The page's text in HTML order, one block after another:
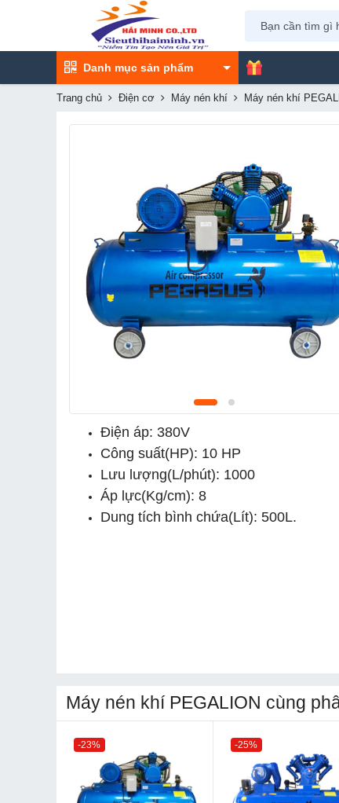
Danh mục sản phẩm
Trang chủ Điện cơ Máy nén khí Máy nén khí
Điện áp: 380V
Công suất(HP): 10 HP
Lưu lượng(L/phút): 1000
Áp lực(Kg/cm): 8
Dung tích bình chứa(Lít): 500L.
Máy nén khí PEGALION cùng
-23% -25%